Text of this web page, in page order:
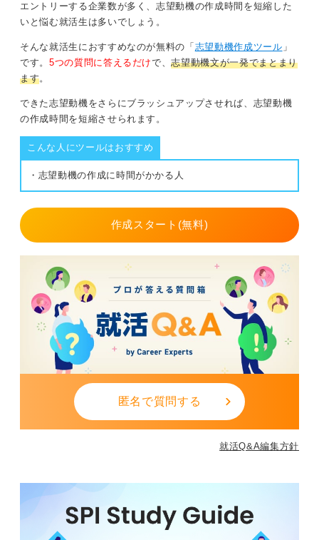
アピールポイントを増やすなら、部活や委員会のエ
ピソードを添えて
そのうえ、もし可能なら、自分が得意なことを話すとア
ピールが補強されます。部活動や委員会活動のエピソー
たとえば、「部活動で練習に毎回遅れずに参加した」と
言えば真面目さが伝わります。ほかにも、「人と話すの
が好きで、委員会では中心になることが多かった」など
エントリーする企業数が多く、志望動機の作成時間を短縮した
いと悩む就活生は多いでしょう。
そんな就活生におすすめなのが無料の「 志望動機作成ツール 」
です。 5つの質問に答えるだけで、志望動機文が一発でまとまり
ます。
できた志望動機をさらにブラッシュアップさせれば、志望動機
の作成時間を短縮させられます。
こんな人にツールはおすすめ
・志望動機の作成に時間がかかる人
作成スタート(無料)
匿名で質問する
就活Q&A編集方針